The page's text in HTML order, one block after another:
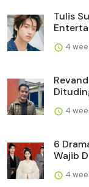
Tulis
4
4
6
Wajib
4